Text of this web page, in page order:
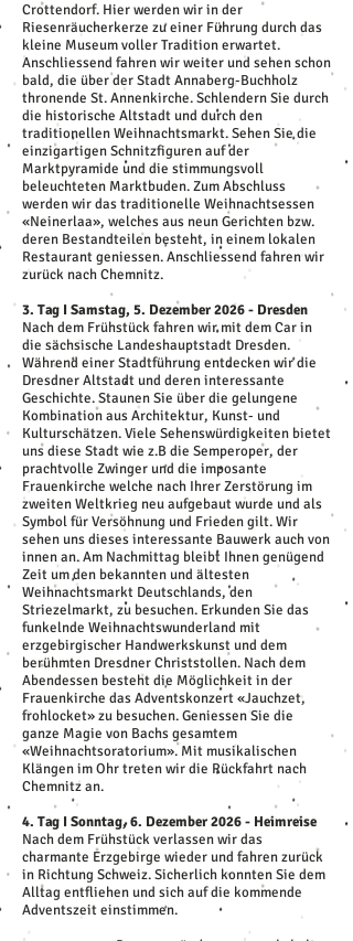
Crottendorf. Hier werden wir in der
Riesenräucherkerze zu einer Führung durch das
kleine Museum voller Tradition erwartet.
Anschliessend fahren wir weiter und sehen schon
bald, die über der Stadt Annaberg-Buchholz
thronende St. Annenkirche. Schlendern Sie durch
die historische Altstadt und durch den
traditionellen Weihnachtsmarkt. Sehen Sie die
einzigartigen Schnitzfiguren auf der
Marktpyramide und die stimmungsvoll
beleuchteten Marktbuden. Zum Abschluss
werden wir das traditionelle Weihnachtsessen
«Neinerlaa», welches aus neun Gerichten bzw.
deren Bestandteilen besteht, in einem lokalen
Restaurant geniessen. Anschliessend fahren wir
zurück nach Chemnitz.
3. Tag I Samstag, 5. Dezember 2026 - Dresden
Nach dem Frühstück fahren wir mit dem Car in
die sächsische Landeshauptstadt Dresden.
Während einer Stadtführung entdecken wir die
Dresdner Altstadt und deren interessante
Geschichte. Staunen Sie über die gelungene
Kombination aus Architektur, Kunst- und
Kulturschätzen. Viele Sehenswürdigkeiten bietet
uns diese Stadt wie z.B die Semperoper, der
prachtvolle Zwinger und die imposante
Frauenkirche welche nach Ihrer Zerstörung im
zweiten Weltkrieg neu aufgebaut wurde und als
Symbol für Versöhnung und Frieden gilt. Wir
sehen uns dieses interessante Bauwerk auch von
innen an. Am Nachmittag bleibt Ihnen genügend
Zeit um den bekannten und ältesten
Weihnachtsmarkt Deutschlands, den
Striezelmarkt, zu besuchen. Erkunden Sie das
funkelnde Weihnachtswunderland mit
erzgebirgischer Handwerkskunst und dem
berühmten Dresdner Christstollen. Nach dem
Abendessen besteht die Möglichkeit in der
Frauenkirche das Adventskonzert «Jauchzet,
frohlocket» zu besuchen. Geniessen Sie die
ganze Magie von Bachs gesamtem
«Weihnachtsoratorium». Mit musikalischen
Klängen im Ohr treten wir die Rückfahrt nach
Chemnitz an.
4. Tag I Sonntag, 6. Dezember 2026 - Heimreise
Nach dem Frühstück verlassen wir das
charmante Erzgebirge wieder und fahren zurück
in Richtung Schweiz. Sicherlich konnten Sie dem
Alltag entfliehen und sich auf die kommende
Adventszeit einstimmen.